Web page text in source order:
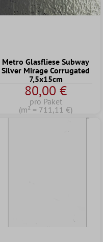
Metro Glasfliese Subway
Silver Mirage Corrugated
7,5x15cm
80,00 €
pro Paket
(m² = 711,11 €)